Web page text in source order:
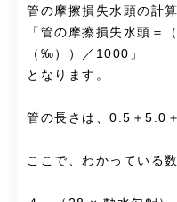
管の摩擦損失水頭の計
「管の摩擦損失水頭＝
（‰））／1000」
となります。
管の長さは、0.5＋5.0
ここで、わかっている